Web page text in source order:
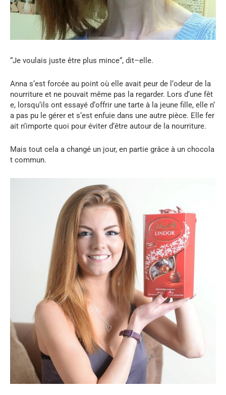
“Je voulais juste être plus mince“, dit–elle.
Anna s‘est forcée au point où elle avait peur de ‘odeur de la
nourriture et ne pouvait même pas la regarder. Lors d‘une fêt
e, lorsqu‘ils ont essayé d‘offrir une tarte à la jeune fille, elle n‘
a pas pu le gérer et s‘est enfuie dans une autre pièce. Elle fer
ait n‘importe quoi pour éviter d‘être autour de la nourriture.
Mais tout cela a changé un jour, en partie grâce à un chocola
t commun.